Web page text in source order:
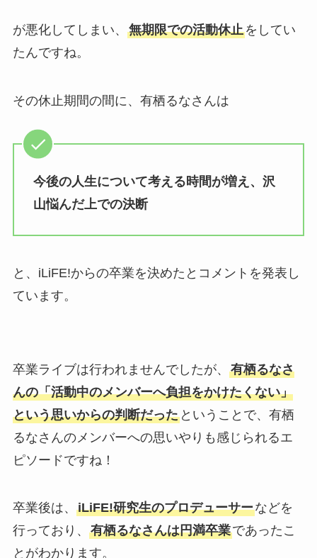
が悪化してしまい、 無期限での活動休止をしてい
たんですね。
その休止期間の間に、有栖るなさんは
今後の人生について考える時間が増え、沢
山悩んだ上での決断
と、iLiFE!からの卒業を決めたとコメントを発表し
ています。
卒業ライブは行われませんでしたが、 有栖るなさ
んの「活動中のメンバーへ負担をかけたくない」
という思いからの判断だったということで、有栖
るなさんのメンバーへの思いやりも感じられるエ
ピソードですね！
卒業後は、 iLiFE!研究生のプロデューサーなどを
行っており、 有栖るなさんは円満卒業であったこ
とがわかります。